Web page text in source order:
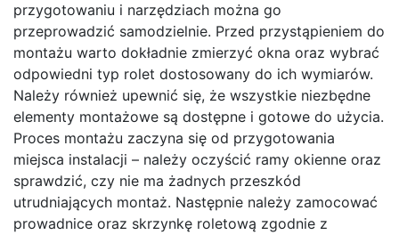
przygotowaniu i narzędziach można go
przeprowadzić samodzielnie. Przed przystąpieniem do
montażu warto dokładnie zmierzyć okna oraz wybrać
odpowiedni typ rolet dostosowany do ich wymiarów.
Należy również upewnić się, że wszystkie niezbędne
elementy montażowe są dostępne i gotowe do użycia.
Proces montażu zaczyna się od przygotowania
miejsca instalacji – należy oczyścić ramy okienne oraz
sprawdzić, czy nie ma żadnych przeszkód
utrudniających montaż. Następnie należy zamocować
prowadnice oraz skrzynkę roletową zgodnie z